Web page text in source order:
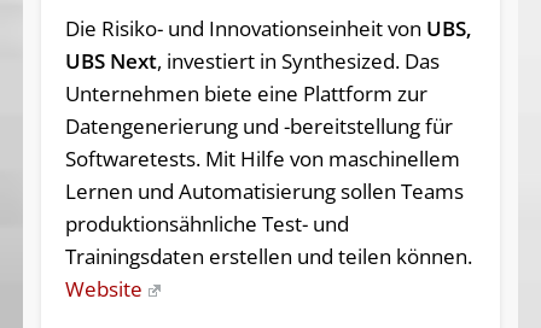
Die Risiko- und Innovationseinheit von UBS,
UBS Next, investiert in Synthesized. Das
Unternehmen biete eine Plattform zur
Datengenerierung und -bereitstellung für
Softwaretests. Mit Hilfe von maschinellem
Lernen und Automatisierung sollen Teams
produktionsähnliche Test- und
Trainingsdaten erstellen und teilen können.
Website